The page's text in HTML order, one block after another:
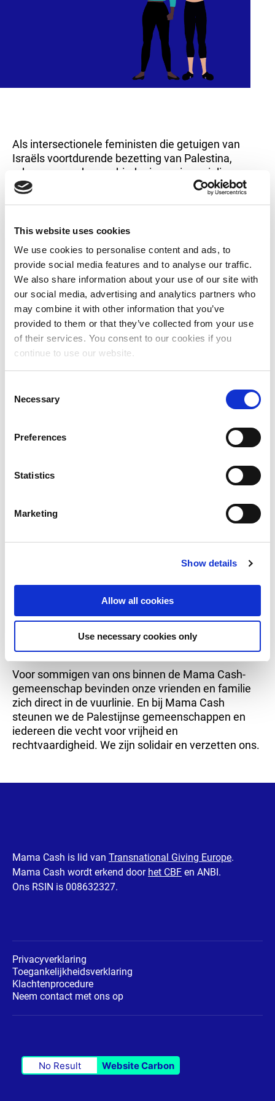
This website uses cookies
We use cookies to personalise content and ads, to
provide social media features and to analyse our traffic.
We also share information about your use of our site with
our social media, advertising and analytics partners who
may combine it with other information that you’ve
provided to them or that they’ve collected from your use
of their services. You consent to our cookies if you
continue to use our website.
Necessary
Preferences
Statistics
Marketing
Show details
Allow all cookies
Use necessary cookies only
Als intersectionele feministen die getuigen van
Israëls voortdurende bezetting van Palestina,
erkennen we de geschiedenis van imperialisme,
kapitalisme, kolonialisme, genocide, ecocide en
We rouwen om het tragische verlies van levens in
Palestina en Israël. We zijn woedend over de
censuur, bedreigingen, intimidatie en het verzet
tegen degenen die zich uitspreken uit solidariteit
met Palestina en de Palestijnen. We zijn ook
getuige van het toenemende anti-Palestijnse, anti-
moslim en antisemitische geweld en retoriek en
zijn vastbesloten om alle onverdraagzaamheid en
onderdrukking aan te vechten.
onmiddellijk staakt-het-vuren en een veilige,
ongehinderde doorgang van humanitaire hulp. We
burgerrechten te garanderen van degenen die zich
overal ter wereld organiseren en protesteren uit
financiële, humanitaire en politieke steun aan
groepen, initiatieven en feministisch activisme in
Palestina.
ondersteunen en we onderhouden contact met
onze collega’s en adviseurs om Palestijnse
feministische maatschappelijke organisaties op de
middelen te voorzien.
Voor sommigen van ons binnen de Mama Cash-
gemeenschap bevinden onze vrienden en familie
zich direct in de vuurlinie. En bij Mama Cash
steunen we de Palestijnse gemeenschappen en
iedereen die vecht voor vrijheid en
rechtvaardigheid. We zijn solidair en verzetten ons.
Mama Cash is lid van Transnational Giving Europe.
Mama Cash wordt erkend door het CBF en ANBI.
Ons RSIN is 008632327.
Privacyverklaring
Toegankelijkheidsverklaring
Klachtenprocedure
Neem contact met ons op
No Result Website Carbon